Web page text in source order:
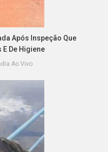
Após Inspeção Que
De Higiene
Ao Vivo